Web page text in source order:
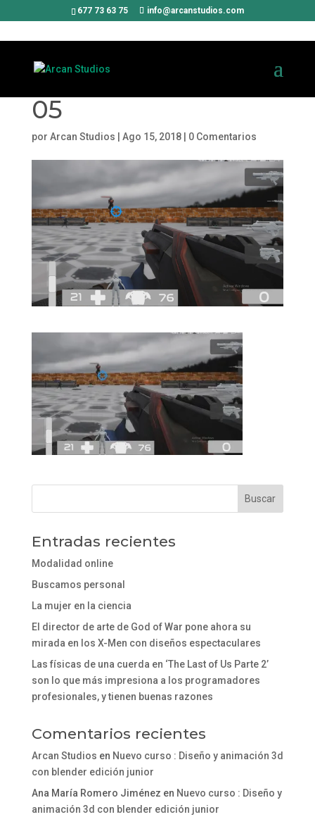
677 73 63 75 info@arcanstudios.com
05
por Arcan Studios Ago 15, 2018| 0 Comentarios
Entradas recientes
Modalidad online
Buscamos personal
La mujer en la ciencia
El director de arte de God of War pone ahora su
mirada en los X-Men con diseños espectaculares
Las físicas de una cuerda en ‘The Last of Us Parte 2’
son lo que más impresiona a los programadores
profesionales, y tienen buenas razones
Comentarios recientes
Arcan Studios en Nuevo curso : Diseño y animación 3d
con blender edición junior
Ana María Romero Jiménez en Nuevo curso : Diseño y
animación 3d con blender edición junior